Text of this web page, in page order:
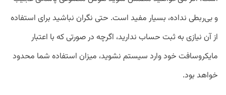
و بی‌ربطی نداده، بسیار مفید است. حتی نگران نباشید برای استفاده
از آن نیازی به ثبت حساب ندارید، اگرچه در صورتی که با اعتبار
مایکروسافت خود وارد سیستم نشوید، میزان استفاده شما محدود
خواهد بود.